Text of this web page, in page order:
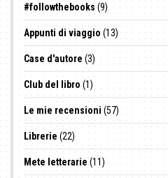
#followthebooks(9)
Appunti di viaggio(13)
Case d'autore(3)
Club del libro(1)
Le mie recensioni(57)
Librerie(22)
Mete letterarie(11)